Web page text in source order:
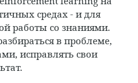
средах - и для
работы со знаниями.
в проблеме,
исправлять свои